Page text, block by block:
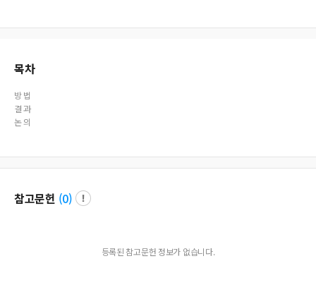
목차
방 법
결 과
논 의
참고문헌 (0)
등록된 참고문헌 정보가 없습니다.